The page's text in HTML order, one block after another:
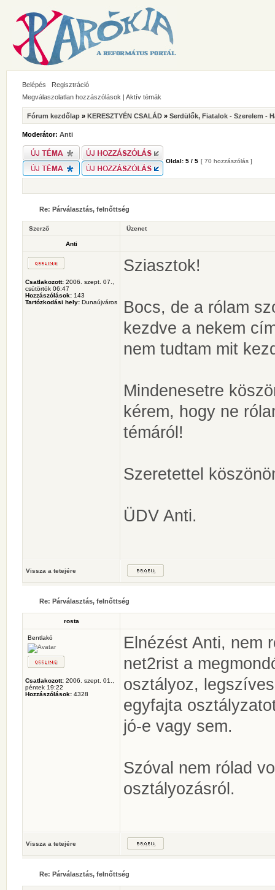
Belépés
Regisztráció
Megválaszolatlan hozzászólások | Aktív témák
Fórum kezdőlap » KERESZTYÉN CSALÁD » Serdülők, Fiatalok - Szerelem -
Moderátor: Anti
Oldal: 5 / 5 [ 70 hozzászólás ]
Re: Párválasztás, felnőttség
Szerző Üzenet
Anti
Csatlakozott: 2006. szept. 07.,
csütörtök 06:47
Hozzászólások: 143
Tartózkodási hely: Dunaújváros
Sziasztok!
Bocs, de a rólam
kezdve a nekem
nem tudtam mit
Mindenesetre
kérem, hogy ne
témáról!
Szeretettel
ÜDV Anti.
Vissza a tetejére
Re: Párválasztás, felnőttség
rosta
Bentlakó
Csatlakozott: 2006. szept. 01.,
péntek 19:22
Hozzászólások: 4328
Elnézést Anti, nem
net2rist a
osztályoz,
egyfajta
jó-e vagy sem.
Szóval nem rólad
osztályozásról.
Vissza a tetejére
Re: Párválasztás, felnőttség